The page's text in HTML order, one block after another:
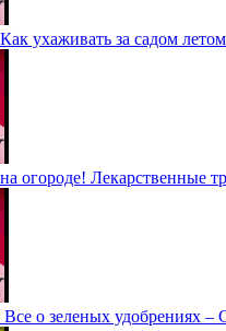
ухаживать за садом
на огороде!
Все о зеленых удобрениях